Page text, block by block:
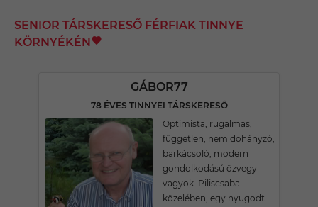
SENIOR TÁRSKERESŐ FÉRFIAK TINNYE
KÖRNYÉKÉN
GÁBOR77
78 ÉVES TINNYEI TÁRSKERESŐ
Optimista, rugalmas,
független, nem dohányzó,
barkácsoló, modern
gondolkodású özvegy
vagyok. Piliscsaba
közelében, egy nyugodt